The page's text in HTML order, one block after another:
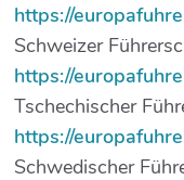
https://
Schweizer
https://
Tschechischer
https://
Schwedischer